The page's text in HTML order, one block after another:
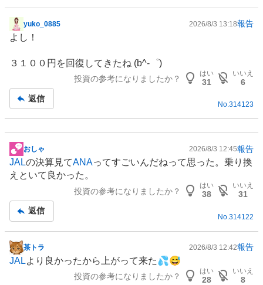
掲
示
記
yuko_0885 2026/8/3 13:18報告
よし！
３１００円を回復してきたね (b^-゜)
投資の参考になりましたか？
はい
31
いいえ
6
返信
No.314123
掲
示
板
おしゃ 2026/8/3 12:45報告
JALの決算見てANAってすごいんだねって思った。乗り換
えといて良かった。
投資の参考になりましたか？
はい
38
いいえ
31
返信
No.314122
掲
示
茶トラ 2026/8/3 12:42報告
JALより良かったから上がって来た💦😅
投資の参考になりましたか？
はい
28
いいえ
8